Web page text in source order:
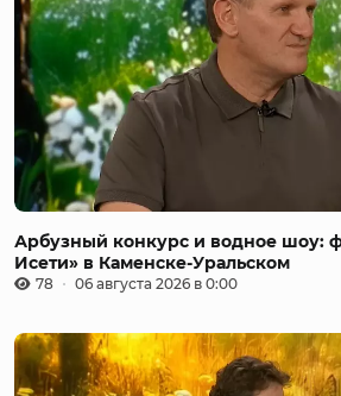
Арбузный конкурс и водное шоу:
Исети» в Каменске-Уральском
78 06 августа 2026 в 0:00